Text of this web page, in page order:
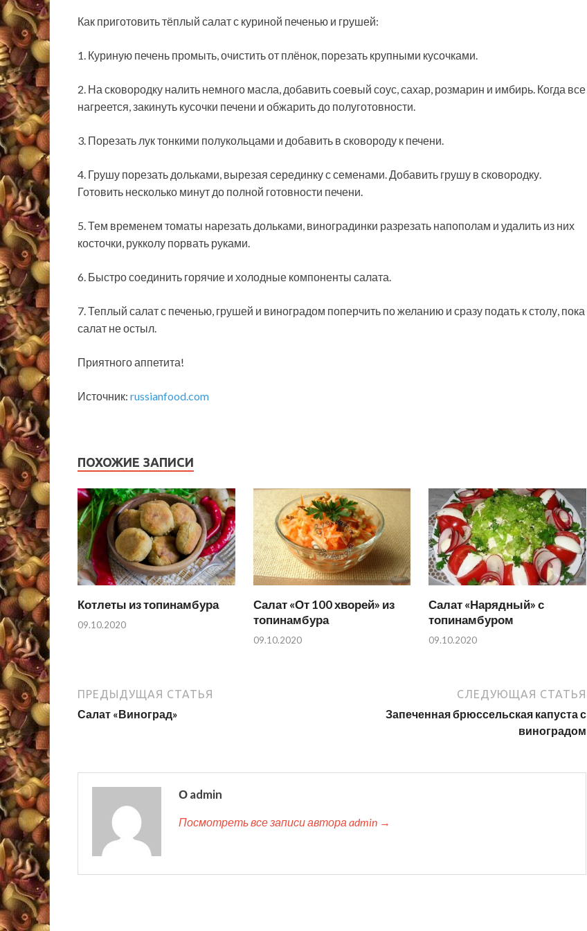
Как приготовить тёплый салат с куриной печенью и грушей:
1. Куриную печень промыть, очистить от плёнок, порезать крупными кусочками.
2. На сковородку налить немного масла, добавить соевый соус, сахар, розмарин и имбирь. Когда все
нагреется, закинуть кусочки печени и обжарить до полуготовности.
3. Порезать лук тонкими полукольцами и добавить в сковороду к печени.
4. Грушу порезать дольками, вырезая серединку с семенами. Добавить грушу в сковородку.
Готовить несколько минут до полной готовности печени.
5. Тем временем томаты нарезать дольками, виноградинки разрезать напополам и удалить из них
косточки, рукколу порвать руками.
6. Быстро соединить горячие и холодные компоненты салата.
7. Теплый салат с печенью, грушей и виноградом поперчить по желанию и сразу подать к столу, пока
салат не остыл.
Приятного аппетита!
Источник: russianfood.com
ПОХОЖИЕ ЗАПИСИ
Котлеты из топинамбура
09.10.2020
Салат «От 100 хворей» из
топинамбура
09.10.2020
Салат «Нарядный» с
топинамбуром
09.10.2020
ПРЕДЫДУЩАЯ СТАТЬЯ
Салат «Виноград»
СЛЕДУЮЩАЯ СТАТЬЯ
Запеченная брюссельская капуста с
виноградом
О admin
Посмотреть все записи автора admin →